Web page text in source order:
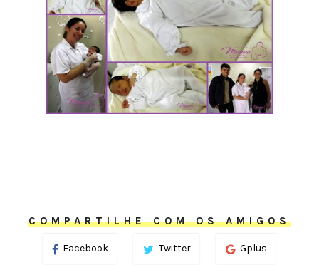
COMPARTILHE COM OS AMIGOS
Facebook Twitter Gplus